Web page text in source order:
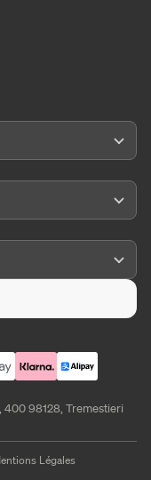
400 98128, Tremestieri
Légales